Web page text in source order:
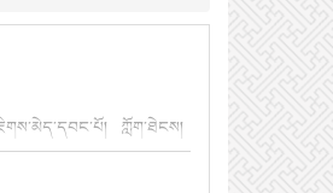
ཀློག་ཐེངས།